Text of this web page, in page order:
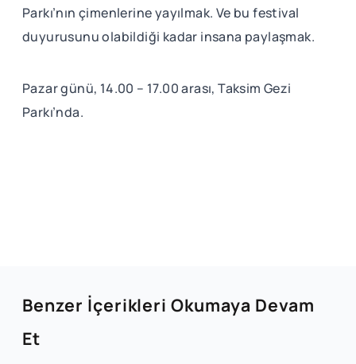
Parkı’nın çimenlerine yayılmak. Ve bu festival
duyurusunu olabildiği kadar insana paylaşmak.
Pazar günü, 14.00 – 17.00 arası, Taksim Gezi
Parkı’nda.
Benzer İçerikleri Okumaya Devam
Et